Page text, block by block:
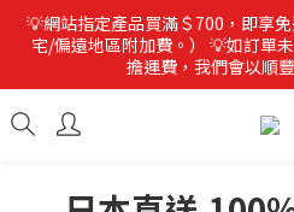
💡網站指定產品買滿＄700，即享
宅/偏遠地區附加費。） 💡如訂單
擔運費，我們會以順